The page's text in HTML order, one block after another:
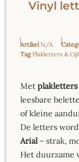
Vinyl
Artikel N/A
Tag Plakletters &
Met plakletters
leesbare
of kleine
De letters
Arial– strak,
Het duurzame